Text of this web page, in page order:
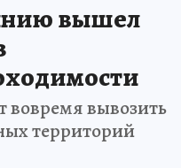
вышел
вовремя вывозить
территорий